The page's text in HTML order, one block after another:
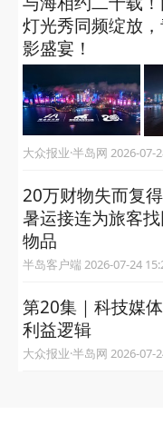
灯光秀同频绽放
影盛宴！
大众报业·半岛网
20万财物失而复
暑运接连为旅客
物品
半岛客户端 2026-07-24
第20集｜科技媒
利益逻辑
大众报业·半岛网